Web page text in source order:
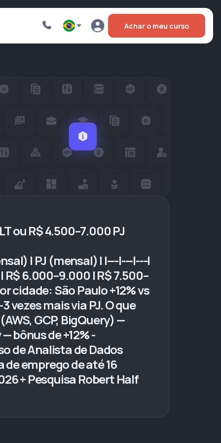
Achar o meu curso
ou R$ 4.500–7.000 PJ
| PJ (mensal) | |---|---|---|
R$ 6.000–9.000 | R$ 7.500–
cidade: São Paulo +12% vs
vezes mais via PJ. O que
GCP, BigQuery) —
bônus de +12% -
de Analista de Dados
emprego de até 16
+ Pesquisa Robert Half